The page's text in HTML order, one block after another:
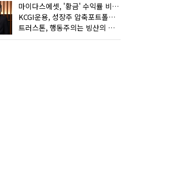
마이다스에셋, '황금' 수익률 비결은 '꾸준함'
KCGI운용, 성장주 압축포트폴리오로 새 길을 그리다
트러스톤, 행동주의는 빙산의 일각...진정한 힘은 '주식형 강자'